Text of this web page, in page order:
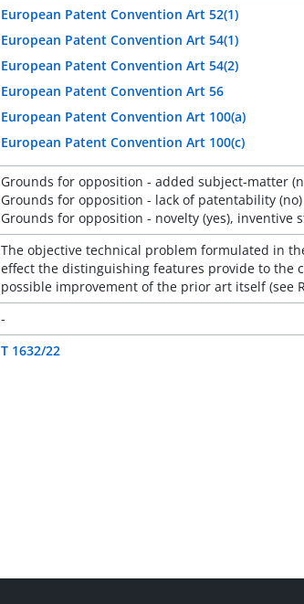
European Patent Convention Art 52(1)
European Patent Convention Art 54(1)
European Patent Convention Art 54(2)
European Patent Convention Art 56
European Patent Convention Art 100(a)
European Patent Convention Art 100(c)
Grounds for opposition - added subject-matter
Grounds for opposition - lack of patentability (no)
Grounds for opposition - novelty (yes), inventive
The objective technical problem formulated in
effect the distinguishing features provide to the
possible improvement of the prior art itself (see
-
T 1632/22